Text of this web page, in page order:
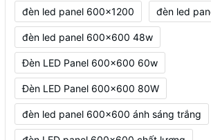
đèn led panel 600x1200 đèn led
đèn led panel 600x600 48w
Đèn LED Panel 600x600 60w
Đèn LED Panel 600x600 80W
đèn led panel 600x600 ánh sáng trắng